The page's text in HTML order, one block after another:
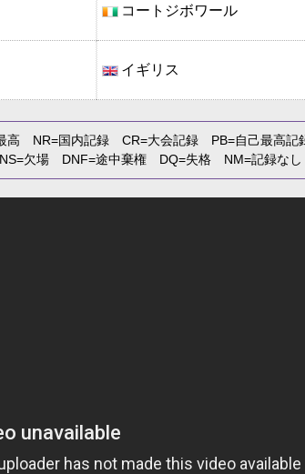
コートジボワール
イギリス
高 NR=国内記録 CR=大会記録 PB=自己最高
=欠場 DNF=途中棄権 DQ=失格 NM=記録な